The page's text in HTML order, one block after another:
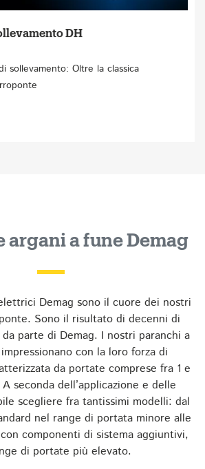
DH
sollevamento: Oltre la classica
argani a fune Demag
Demag sono il cuore dei nostri
Sono il risultato di decenni di
parte di Demag. I nostri paranchi a
con la loro forza di
da portate comprese fra 1 e
seconda dell’applicazione e delle
scegliere fra tantissimi modelli: dal
nel range di portata minore alle
componenti di sistema aggiuntivi,
di portate più elevato.